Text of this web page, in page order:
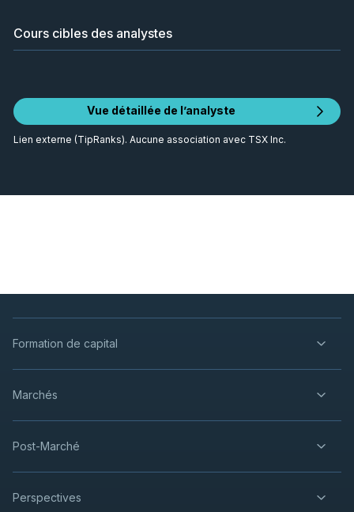
Cours cibles des analystes
Vue détaillée de l’analyste
Lien externe (TipRanks). Aucune association avec TSX Inc.
Formation de capital
Marchés
Post-Marché
Perspectives